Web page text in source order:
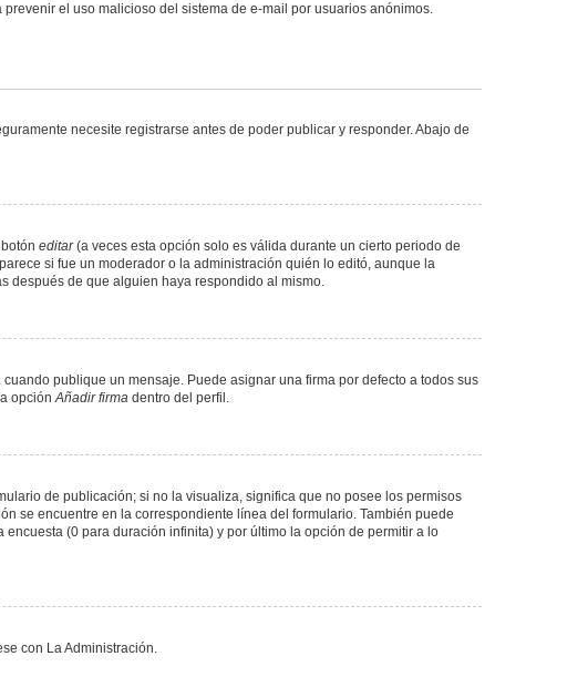
el uso malicioso del sistema de e-mail por usuarios anónimos.
necesite registrarse antes de poder publicar y responder. Abajo de
editar(a veces esta opción solo es válida durante un cierto periodo de
si fue un moderador o la administración quién lo editó, aunque la
después de que alguien haya respondido al mismo.
cuando publique un mensaje. Puede asignar una firma por defecto a todos sus
opciónAñadir firma dentro del perfil.
de publicación; si no la visualiza, significa que no posee los permisos
se encuentre en la correspondiente línea del formulario. También puede
(0 para duración infinita) y por último la opción de permitir a lo
con La Administración.